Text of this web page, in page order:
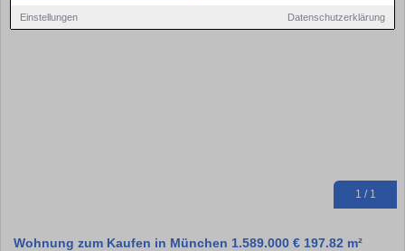
Einstellungen Datenschutzerklärung
1 / 1
Wohnung zum Kaufen in München 1.589.000 € 197.82 m²